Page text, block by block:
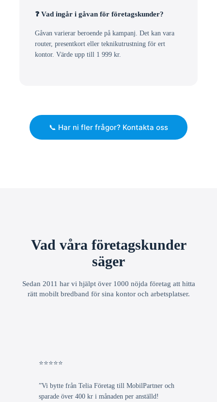
❓ Vad ingår i gåvan för företagskunder?
Gåvan varierar beroende på kampanj. Det kan vara
router, presentkort eller teknikutrustning för ert
kontor. Värde upp till 1 999 kr.
📞 Har ni fler frågor? Kontakta oss
Vad våra företagskunder
säger
Sedan 2011 har vi hjälpt över 1000 nöjda företag att hitta
rätt mobilt bredband för sina kontor och arbetsplatser.
⭐⭐⭐⭐⭐
”Vi bytte från Telia Företag till MobilPartner och
sparade över 400 kr i månaden per anställd!